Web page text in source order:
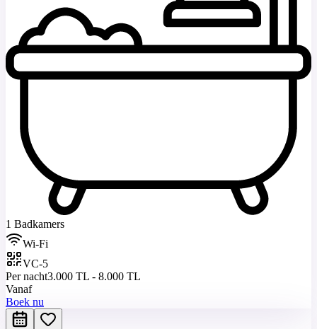
1 Badkamers
Wi-Fi
VC-5
Per nacht3.000 TL - 8.000 TL
Vanaf
Boek nu